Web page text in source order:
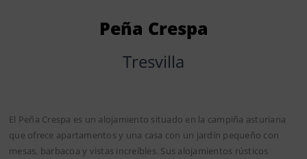
Peña Crespa
Tresvilla
El Peña Crespa es un alojamiento situado en la campiña asturiana
que ofrece apartamentos y una casa con un jardín pequeño con
mesas, barbacoa y vistas increíbles. Sus alojamientos rústicos